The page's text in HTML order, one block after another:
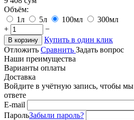
Объём:
1л
5л 100мл
300мл
+
−
В корзину
Купить в один клик
Отложить Сравнить Задать вопрос
Наши преимущества
Варианты оплаты
Доставка
Войдите в учётную запись, чтобы
ответе
E-mail
ПарольЗабыли пароль?